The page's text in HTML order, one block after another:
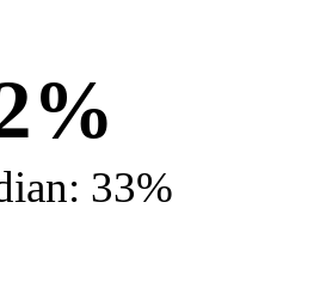
33%